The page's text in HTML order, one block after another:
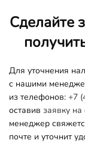
Сделайте
Для уточнения
с нашими
из телефонов: +7
оставив заявку на
менеджер
почте и уточнит